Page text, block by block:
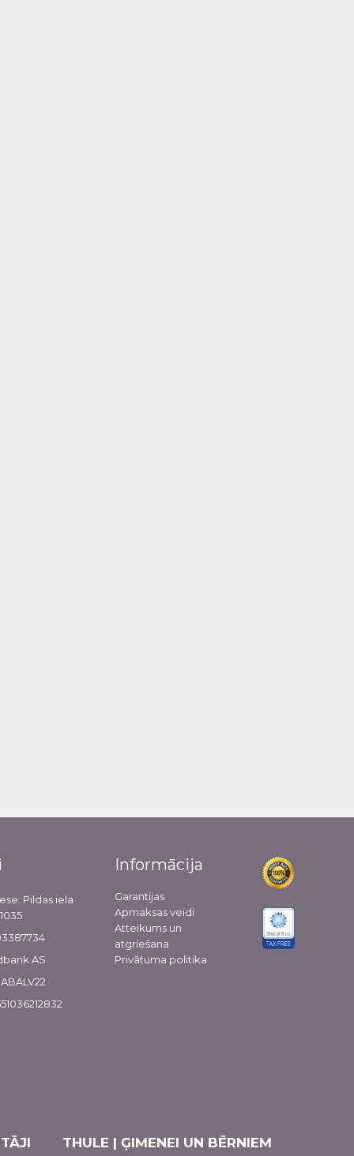
Pildas iela
AS
Informācija
Garantijas
Apmaksas veidi
Atteikums un
atgriešana
Privātuma politika
THULE | ĢIMENEI UN BĒRNIEM